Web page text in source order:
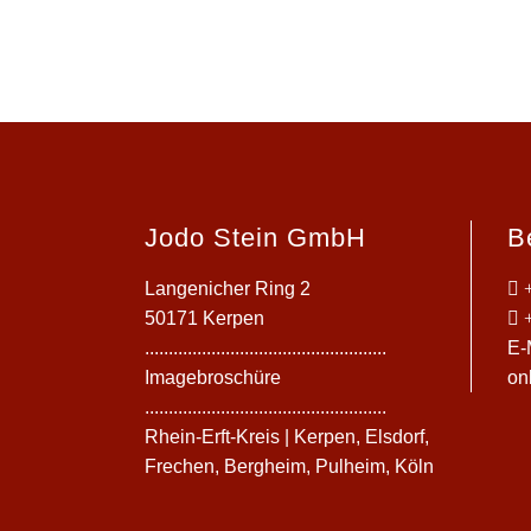
Jodo Stein GmbH
Langenicher Ring 2
50171 Kerpen
...................................................
Imagebroschüre
...................................................
Rhein-Erft-Kreis | Kerpen, Elsdorf,
Frechen, Bergheim, Pulheim, Köln